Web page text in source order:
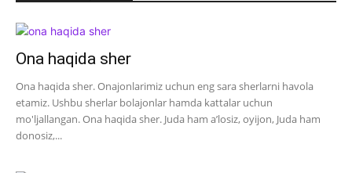
Ona haqida sher
Ona haqida sher. Onajonlarimiz uchun eng sara sherlarni havola
etamiz. Ushbu sherlar bolajonlar hamda kattalar uchun
mo'ljallangan. Ona haqida sher. Juda ham a’losiz, oyijon, Juda ham
donosiz,...